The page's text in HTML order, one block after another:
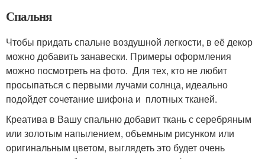
Спальня
Чтобы придать спальне воздушной легкости, в её декор
можно добавить занавески. Примеры оформления
можно посмотреть на фото. Для тех, кто не любит
просыпаться с первыми лучами солнца, идеально
подойдет сочетание шифона и плотных тканей.
Креатива в Вашу спальню добавит ткань с серебряным
или золотым напылением, объемным рисунком или
оригинальным цветом, выглядеть это будет очень